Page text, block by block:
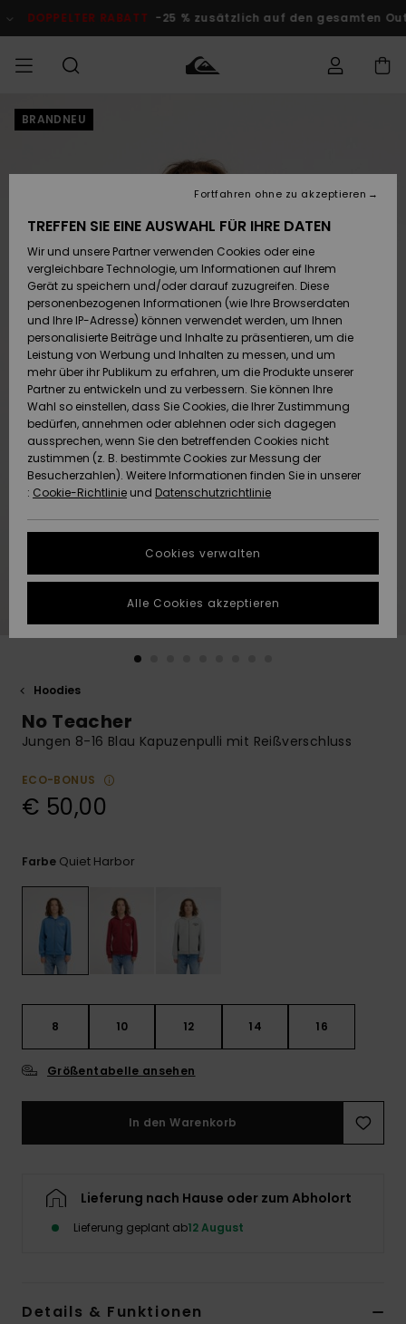
Produktinformation
DOPPELTER RABATT -25 % zusätzlich auf den gesamten
MÄNNER
Accessoires
Schuhe&
Flip-Flops
Surf
Snow
Brandneu
Highlights
JUNGEN
Accessoires
Schuhe&
Flip-Flops
Surf
Snow
Brandneu
Highlights
FRAUEN
Brandneu
Highlights
Snow
SURF
Kinder
Highlights
Community
SNOW
Kinder
Snow Shop
Damen
Highlights
Community
DOPPELTER
RABATT
KINDER
Outlet
Frauen
HILFE & KONTAKT
Versand
Retouren
Bezahlung
Geschenkkarte
Quiksilver
Freedom
Datenschutz
Starten Sie eine
Unterhaltung,
schnellste
Antwort auf Ihre
Frage zu
Finden Sie
Antworten auf
NACHHALTIGKEIT
WUNSCHLISTE
BRANDNEU
Hoodies
No Teacher
Jungen 8-16 Blau Kapuzenpulli mit Reißverschluss
ECO-BONUS
€ 50,00
Farbe Quiet Harbor
8 10 12 14 16
Größentabelle ansehen
In den Warenkorb
Lieferung nach Hause oder zum Abholort
Lieferung geplant ab12 August
Details & Funktionen
TREFFEN SIE EINE AUSWAHL FÜR IHRE DATEN
Wir und unsere Partner verwenden Cookies oder eine
vergleichbare Technologie, um Informationen auf Ihrem
Gerät zu speichern und/oder darauf zuzugreifen. Diese
personenbezogenen Informationen (wie Ihre Browserdaten
und Ihre IP-Adresse) können verwendet werden, um Ihnen
personalisierte Beiträge und Inhalte zu präsentieren, um die
Leistung von Werbung und Inhalten zu messen, und um
mehr über ihr Publikum zu erfahren, um die Produkte unserer
Partner zu entwickeln und zu verbessern. Sie können Ihre
Wahl so einstellen, dass Sie Cookies, die Ihrer Zustimmung
bedürfen, annehmen oder ablehnen oder sich dagegen
aussprechen, wenn Sie den betreffenden Cookies nicht
zustimmen (z. B. bestimmte Cookies zur Messung der
Besucherzahlen). Weitere Informationen finden Sie in unserer
: Cookie-Richtlinie und Datenschutzrichtlinie
Cookies verwalten
Fortfahren ohne zu akzeptieren
Alle Cookies akzeptieren